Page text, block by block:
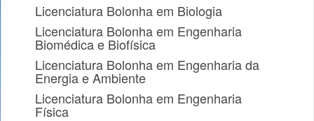
Licenciatura Bolonha em Biologia
Licenciatura Bolonha em Engenharia
Biomédica e Biofísica
Licenciatura Bolonha em Engenharia da
Energia e Ambiente
Licenciatura Bolonha em Engenharia
Física